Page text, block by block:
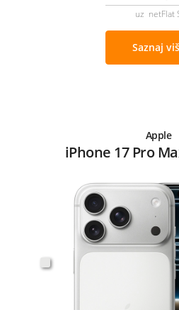
uz netFlat
Saznaj
Apple
iPhone 17 Pro